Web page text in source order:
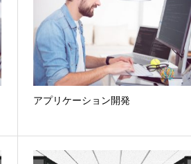
アプリケーション開発